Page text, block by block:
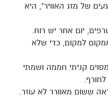
של מזג האוויר", היא
יום אחר יש רוח.
ממקום למקום, כדי שלא
קניתי חממה ושמתי
ששום מאוורר לא עוזר.